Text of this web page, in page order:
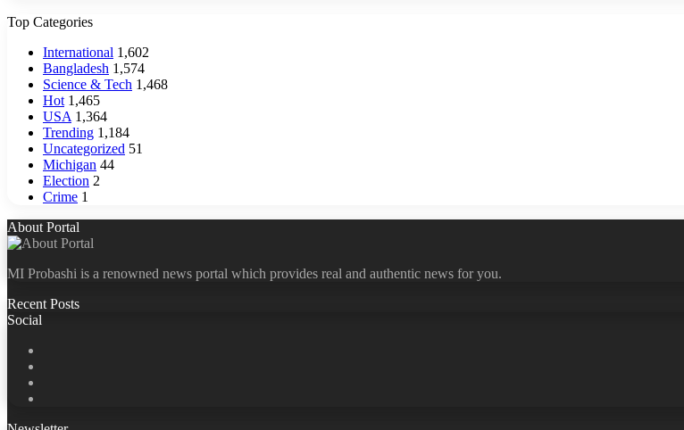
Top Categories
International 1,602
Bangladesh 1,574
Science & Tech 1,468
Hot 1,465
USA 1,364
Trending 1,184
Uncategorized 51
Michigan 44
Election 2
Crime 1
About Portal
MI Probashi is a renowned news portal which provides real and authentic news for you.
Recent Posts
Social